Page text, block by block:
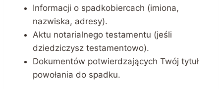
Informacji o spadkobiercach (imiona,
nazwiska, adresy).
Aktu notarialnego testamentu (jeśli
dziedziczysz testamentowo).
Dokumentów potwierdzających Twój tytuł
powołania do spadku.